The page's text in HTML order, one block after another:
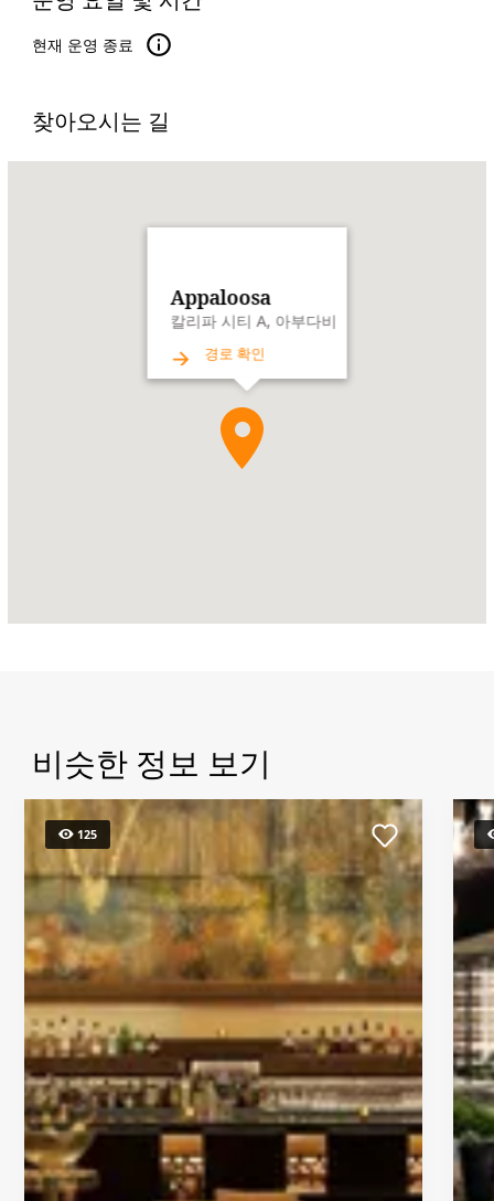
현재 운영 종료
찾아오시는 길
Appaloosa
칼리파 시티 A, 아부다비
경로 확인
비슷한 정보 보기
125